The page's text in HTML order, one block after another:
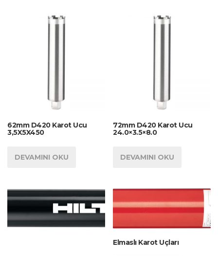
62mm D420 Karot Ucu
3,5X5X450
DEVAMINI OKU
72mm D420 Karot Ucu
24.0×3.5×8.0
DEVAMINI OKU
Elmaslı Karot Uçları